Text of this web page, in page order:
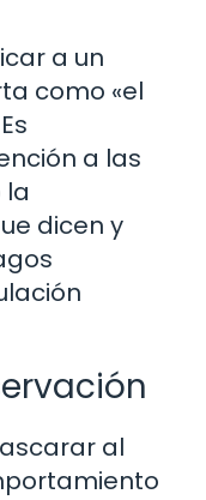
a un
como «el
a las
la
dicen y
al